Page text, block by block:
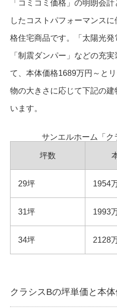
「コミコミ価格」の明朗会
したコストパフォーマンス
格住宅商品です。「太陽光発
「制震ダンパー」などの充
て、本体価格1689万円～と
物の大きさに応じて下記の
います。
サンエルホーム「ク
坪数
29坪 1954
31坪 1993
34坪 2128
クラシスBの坪単価と本